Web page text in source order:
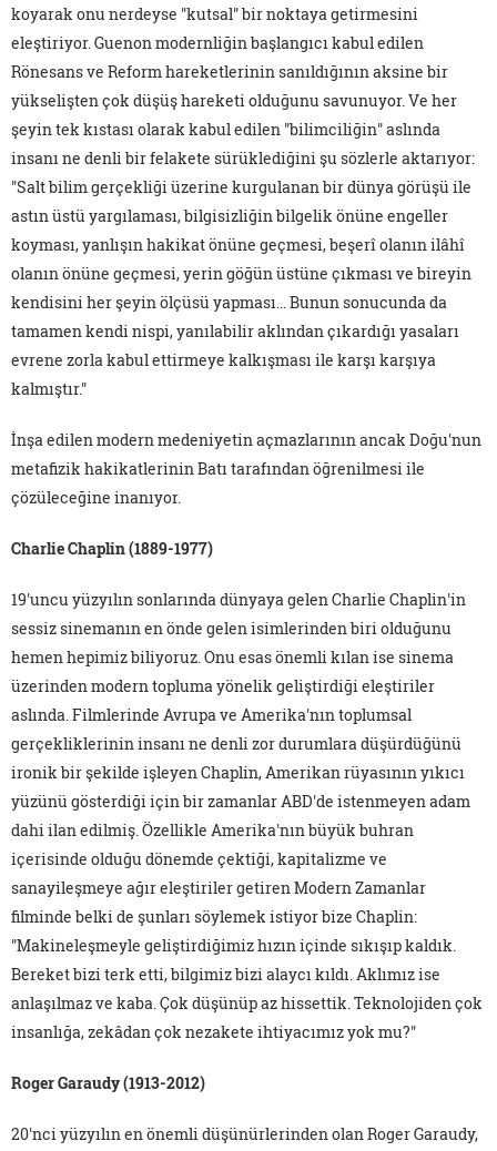
koyarak onu nerdeyse "kutsal" bir noktaya getirmesini
eleştiriyor. Guenon modernliğin başlangıcı kabul edilen
Rönesans ve Reform hareketlerinin sanıldığının aksine bir
yükselişten çok düşüş hareketi olduğunu savunuyor. Ve her
şeyin tek kıstası olarak kabul edilen "bilimciliğin" aslında
insanı ne denli bir felakete sürüklediğini şu sözlerle aktarıyor:
"Salt bilim gerçekliği üzerine kurgulanan bir dünya görüşü ile
astın üstü yargılaması, bilgisizliğin bilgelik önüne engeller
koyması, yanlışın hakikat önüne geçmesi, beşerî olanın ilâhî
olanın önüne geçmesi, yerin göğün üstüne çıkması ve bireyin
kendisini her şeyin ölçüsü yapması… Bunun sonucunda da
tamamen kendi nispi, yanılabilir aklından çıkardığı yasaları
evrene zorla kabul ettirmeye kalkışması ile karşı karşıya
kalmıştır."
İnşa edilen modern medeniyetin açmazlarının ancak Doğu'nun
metafizik hakikatlerinin Batı tarafından öğrenilmesi ile
çözüleceğine inanıyor.
Charlie Chaplin (1889-1977)
19'uncu yüzyılın sonlarında dünyaya gelen Charlie Chaplin'in
sessiz sinemanın en önde gelen isimlerinden biri olduğunu
hemen hepimiz biliyoruz. Onu esas önemli kılan ise sinema
üzerinden modern topluma yönelik geliştirdiği eleştiriler
aslında. Filmlerinde Avrupa ve Amerika'nın toplumsal
gerçekliklerinin insanı ne denli zor durumlara düşürdüğünü
ironik bir şekilde işleyen Chaplin, Amerikan rüyasının yıkıcı
yüzünü gösterdiği için bir zamanlar ABD'de istenmeyen adam
dahi ilan edilmiş. Özellikle Amerika'nın büyük buhran
içerisinde olduğu dönemde çektiği, kapitalizme ve
sanayileşmeye ağır eleştiriler getiren Modern Zamanlar
filminde belki de şunları söylemek istiyor bize Chaplin:
"Makineleşmeyle geliştirdiğimiz hızın içinde sıkışıp kaldık.
Bereket bizi terk etti, bilgimiz bizi alaycı kıldı. Aklımız ise
anlaşılmaz ve kaba. Çok düşünüp az hissettik. Teknolojiden çok
insanlığa, zekâdan çok nezakete ihtiyacımız yok mu?"
Roger Garaudy (1913-2012)
20'nci yüzyılın en önemli düşünürlerinden olan Roger Garaudy,